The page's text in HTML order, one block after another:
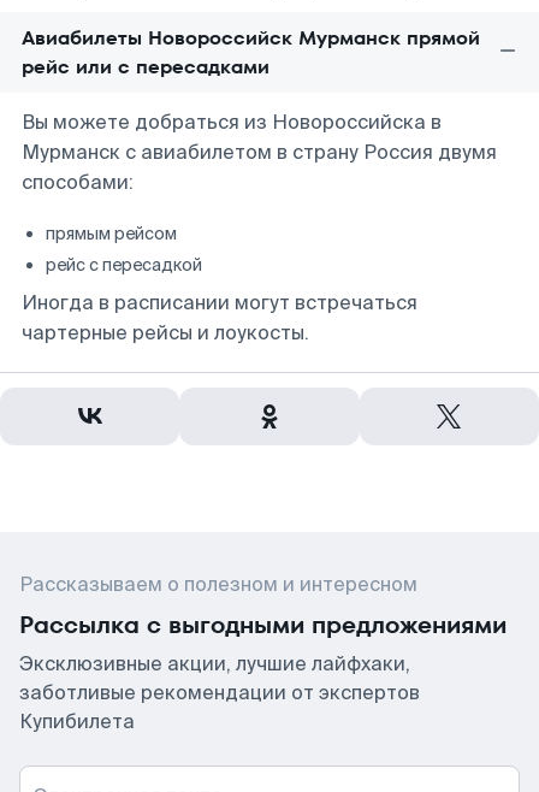
Авиабилеты Новороссийск Мурманск прямой
рейс или с пересадками
Вы можете добраться из Новороссийска в
Мурманск с авиабилетом в страну Россия двумя
способами:
прямым рейсом
рейс с пересадкой
Иногда в расписании могут встречаться
чартерные рейсы и лоукосты.
Рассказываем о полезном и интересном
Рассылка с выгодными предложениями
Эксклюзивные акции, лучшие лайфхаки,
заботливые рекомендации от экспертов
Купибилета